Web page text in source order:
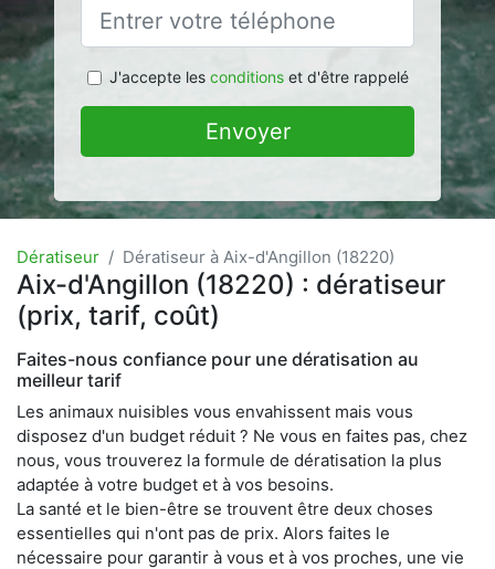
J'accepte les conditionset d'être rappelé
Envoyer
Dératiseur Dératiseur à Aix-d'Angillon (18220)
Aix-d'Angillon (18220) : dératiseur
(prix, tarif, coût)
Faites-nous confiance pour une dératisation au
meilleur tarif
Les animaux nuisibles vous envahissent mais vous
disposez d'un budget réduit ? Ne vous en faites pas, chez
nous, vous trouverez la formule de dératisation la plus
adaptée à votre budget et à vos besoins.
La santé et le bien-être se trouvent être deux choses
essentielles qui n'ont pas de prix. Alors faites le
nécessaire pour garantir à vous et à vos proches, une vie